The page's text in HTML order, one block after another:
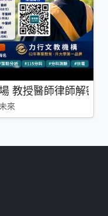
教授醫師律師解密
來